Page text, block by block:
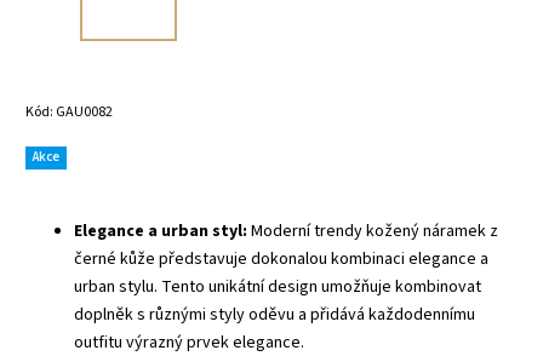
Kód: GAU0082
Akce
Elegance a urban styl: Moderní trendy kožený náramek z
černé kůže představuje dokonalou kombinaci elegance a
urban stylu. Tento unikátní design umožňuje kombinovat
doplněk s různými styly oděvu a přidává každodennímu
outfitu výrazný prvek elegance.